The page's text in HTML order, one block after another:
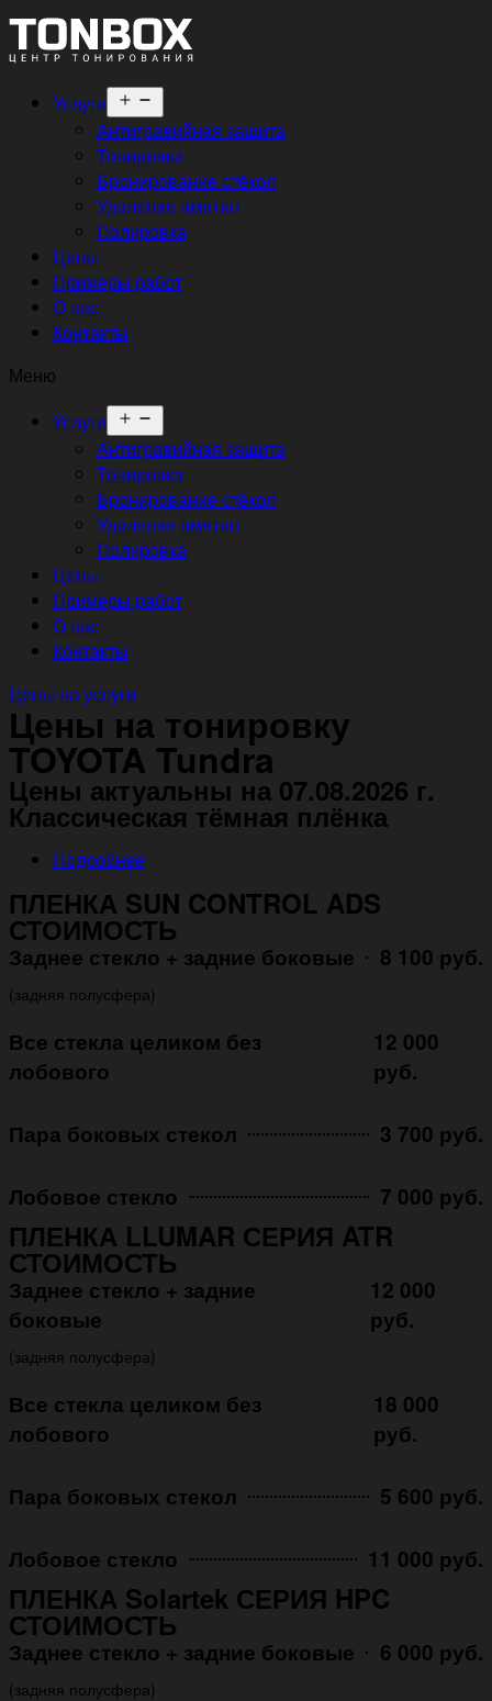
Услуги
меню
Антигравийная защита
Тонировка
Бронирование стёкол
Удаление вмятин
Полировка
Цены
Примеры работ
О нас
Контакты
Меню
Услуги
меню
Антигравийная защита
Тонировка
Бронирование стёкол
Удаление вмятин
Полировка
Цены
Примеры работ
О нас
Контакты
Цены на услуги
Цены на тонировку
TOYOTA Tundra
Цены актуальны на 07.08.2026 г.
Классическая тёмная плёнка
Подробнее
ПЛЕНКА SUN CONTROL ADS
СТОИМОСТЬ
Заднее стекло + задние боковые 8 100 руб.
(задняя полусфера)
Все стекла целиком без
лобового
12 000
руб.
Пара боковых стекол 3 700 руб.
Лобовое стекло 7 000 руб.
ПЛЕНКА LLUMAR СЕРИЯ ATR
СТОИМОСТЬ
Заднее стекло + задние
боковые
12 000
руб.
(задняя полусфера)
Все стекла целиком без
лобового
18 000
руб.
Пара боковых стекол 5 600 руб.
Лобовое стекло 11 000 руб.
ПЛЕНКА Solartek СЕРИЯ HPC
СТОИМОСТЬ
Заднее стекло + задние боковые 6 000 руб.
(задняя полусфера)